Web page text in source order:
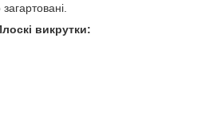
викрутки: